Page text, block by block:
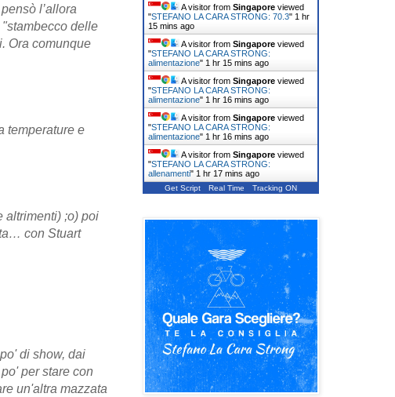
l’allora
delle
Ora comunque
temperature e
altrimenti) ;o) poi
con Stuart
di show, dai
per stare con
un'altra mazzata
A visitor from Singapore viewed
"STEFANO LA CARA STRONG: 70.3" 1 hr
15 mins ago
A visitor from Singapore viewed
"STEFANO LA CARA STRONG:
alimentazione" 1 hr 15 mins ago
A visitor from Singapore viewed
"STEFANO LA CARA STRONG:
alimentazione" 1 hr 16 mins ago
A visitor from Singapore viewed
"STEFANO LA CARA STRONG:
alimentazione" 1 hr 16 mins ago
A visitor from Singapore viewed
"STEFANO LA CARA STRONG:
allenamenti" 1 hr 17 mins ago
Get Script Real Time Tracking ON